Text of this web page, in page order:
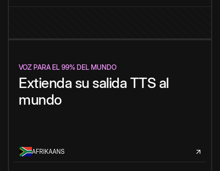
VOZ PARA EL 99% DEL MUNDO
Extienda su salida TTS al
mundo
AFRIKAANS